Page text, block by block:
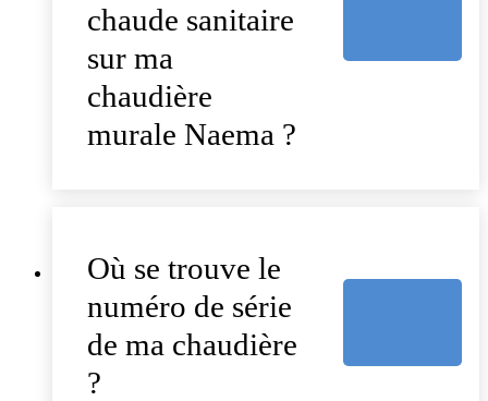
chaude sanitaire
sur ma
chaudière
murale Naema ?
Où se trouve le
numéro de série
de ma chaudière
?